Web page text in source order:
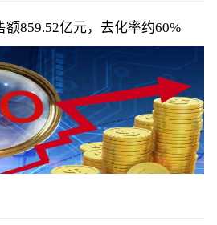
859.52亿元，去化率约60%